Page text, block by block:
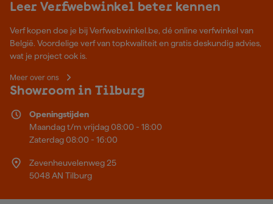
Leer Verfwebwinkel beter kennen
Verf kopen doe je bij Verfwebwinkel.be, dé online verfwinkel van
België. Voordelige verf van topkwaliteit en gratis deskundig advies,
wat je project ook is.
Meer over ons
Showroom in Tilburg
Openingstijden
Maandag t/m vrijdag 08:00 - 18:00
Zaterdag 08:00 - 16:00
Zevenheuvelenweg 25
5048 AN Tilburg